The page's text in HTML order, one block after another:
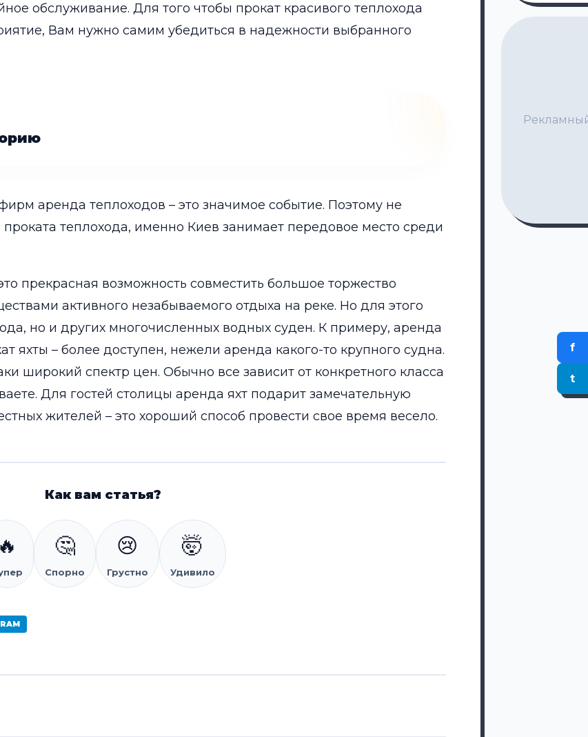
обслуживание. Для того чтобы прокат красивого теплохода
Вам нужно самим убедиться в надежности выбранного
аренда теплоходов – это значимое событие. Поэтому не
теплохода, именно Киев занимает передовое место среди
прекрасная возможность совместить большое торжество
активного незабываемого отдыха на реке. Но для этого
но и других многочисленных водных суден. К примеру, аренда
яхты – более доступен, нежели аренда какого-то крупного судна.
широкий спектр цен. Обычно все зависит от конкретного класса
Для гостей столицы аренда яхт подарит замечательную
жителей – это хороший способ провести свое время весело.
Как вам статья?
🔥 🤔
Спорно
😢
Грустно
🤯
Удивило
f
t